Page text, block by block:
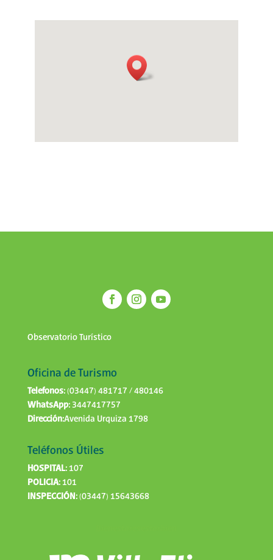
Observatorio Turístico
Oficina de Turismo
Telefonos:(03447) 481717 / 480146
WhatsApp:3447417757
Dirección:Avenida Urquiza 1798
Teléfonos Útiles
HOSPITAL:107
POLICIA:101
INSPECCIÓN:(03447) 15643668